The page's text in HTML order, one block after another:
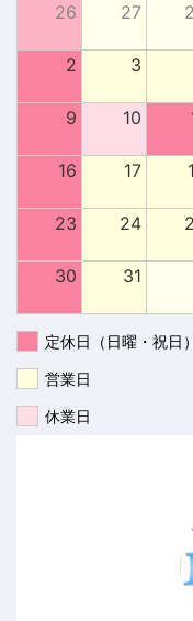
26 27
2 3
9 10
16 17
23 24
30 31
定休日（日曜・祝日）
営業日
休業日